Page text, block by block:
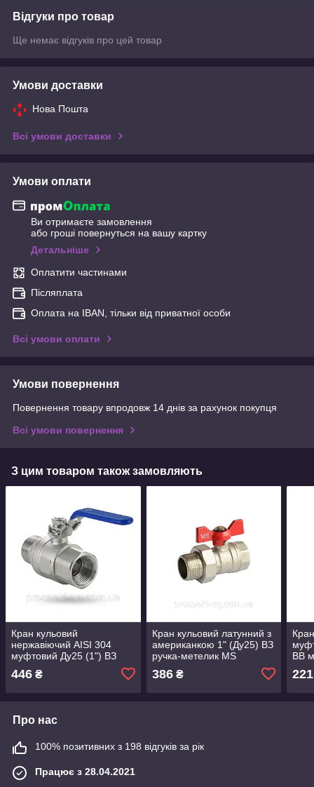
Відгуки про товар
Ще немає відгуків про цей товар
Умови доставки
Нова Пошта
Всі умови доставки
Умови оплати
Ви отримаєте замовлення
або гроші повернуться на вашу картку
Детальніше
Оплатити частинами
Післяплата
Оплата на IBAN, тільки від приватної особи
Всі умови оплати
Умови повернення
Повернення товару впродовж 14 днів за рахунок покупця
Всі умови повернення
З цим товаром також замовляють
Кран кульовий
нержавіючий AISI 304
муфтовий Ду25 (1") ВЗ
446 ₴
Кран кульовий латунний з
американкою 1" (Ду25) ВЗ
ручка-метелик MS
386₴
ВВ
221
Про нас
100% позитивних з 198 відгуків за рік
Працює з 28.04.2021